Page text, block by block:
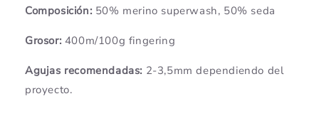
Composición: 50% merino superwash, 50% seda
Grosor: 400m/100g fingering
Agujas recomendadas: 2-3,5mm dependiendo del
proyecto.